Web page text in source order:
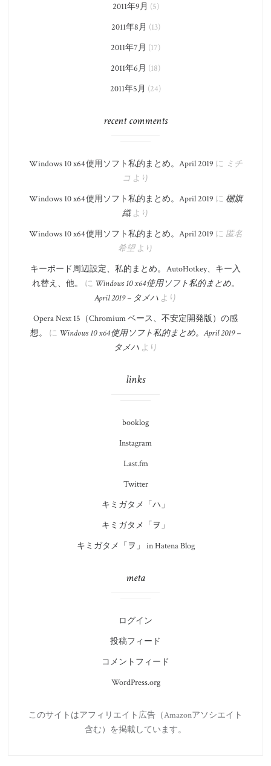
2011年9月 (5)
2011年8月 (13)
2011年7月 (17)
2011年6月 (18)
2011年5月 (24)
recent comments
Windows 10 x64 使用ソフト私的まとめ。​April 2019 に ミチ
コ より
Windows 10 x64 使用ソフト私的まとめ。​April 2019 に 棚旗
織より
Windows 10 x64 使用ソフト私的まとめ。​April 2019 に 匿名
希望より
キーボード周辺設定、私的まとめ。 AutoHotkey、キー入
れ替え、他。
に Windows 10 x64 使用ソフト私的まとめ。​
April 2019 – タメハより
Opera Next 15（Chromium ベース、不安定開発版）の感
想。
に Windows 10 x64 使用ソフト私的まとめ。​April 2019 –
タメハより
links
booklog
Instagram
Last.fm
Twitter
キミガタメ「ハ」
キミガタメ「ヲ」
キミガタメ「ヲ」 in Hatena Blog
meta
ログイン
投稿フィード
コメントフィード
WordPress.org
このサイトはアフィリエイト広告（Amazonアソシエイト
含む）を掲載しています。